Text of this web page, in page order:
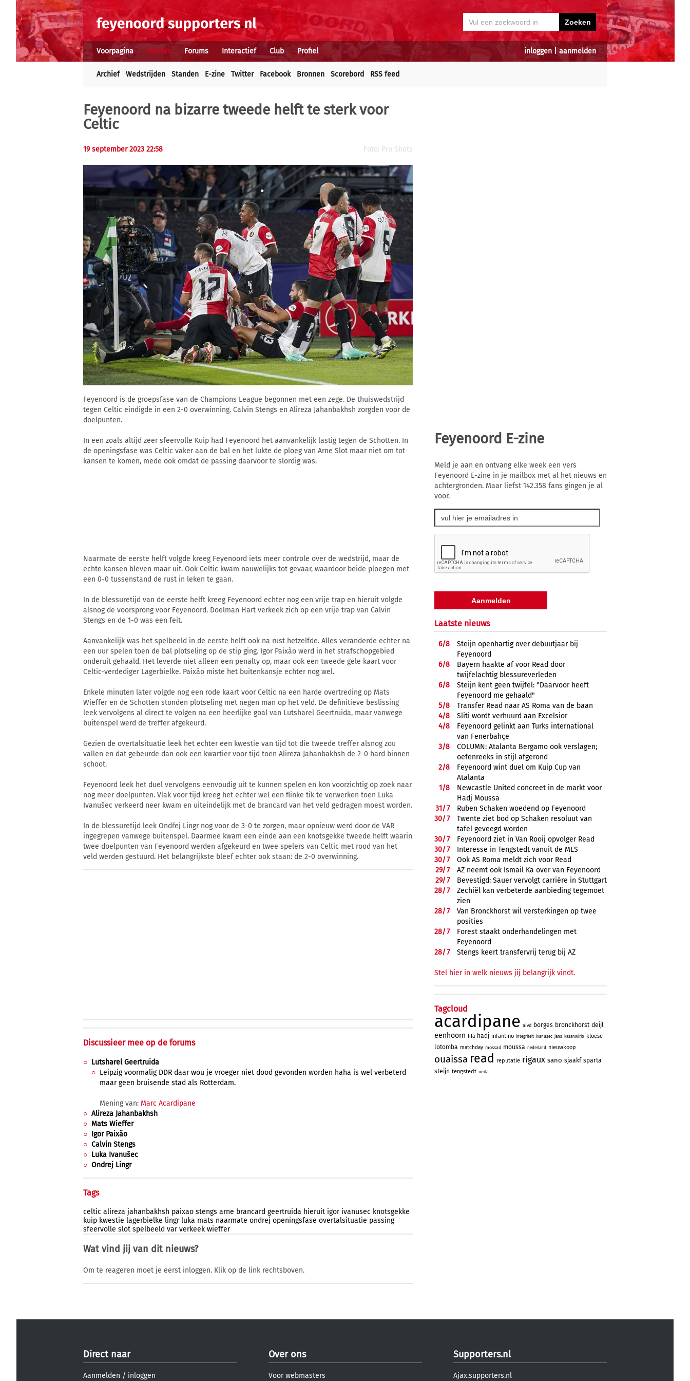
inloggen aanmelden
Voorpagina Nieuws Forums Interactief Club Profiel
Archief Wedstrijden Standen E-zine Twitter Facebook Bronnen Scorebord RSS feed
Feyenoord na bizarre tweede helft te sterk voor
Celtic
19 september 2023 22:58 Foto: Pro Shots
Feyenoord is de groepsfase van de Champions League begonnen met een zege. De thuiswedstrijd
tegen Celtic eindigde in een 2-0 overwinning. Calvin Stengs en Alireza Jahanbakhsh zorgden voor de
doelpunten.
In een zoals altijd zeer sfeervolle Kuip had Feyenoord het aanvankelijk lastig tegen de Schotten. In
de openingsfase was Celtic vaker aan de bal en het lukte de ploeg van Arne Slot maar niet om tot
kansen te komen, mede ook omdat de passing daarvoor te slordig was.
Naarmate de eerste helft volgde kreeg Feyenoord iets meer controle over de wedstrijd, maar de
echte kansen bleven maar uit. Ook Celtic kwam nauwelijks tot gevaar, waardoor beide ploegen met
een 0-0 tussenstand de rust in leken te gaan.
In de blessuretijd van de eerste helft kreeg Feyenoord echter nog een vrije trap en hieruit volgde
alsnog de voorsprong voor Feyenoord. Doelman Hart verkeek zich op een vrije trap van Calvin
Stengs en de 1-0 was een feit.
Aanvankelijk was het spelbeeld in de eerste helft ook na rust hetzelfde. Alles veranderde echter na
een uur spelen toen de bal plotseling op de stip ging. Igor Paixão werd in het strafschopgebied
onderuit gehaald. Het leverde niet alleen een penalty op, maar ook een tweede gele kaart voor
Celtic-verdediger Lagerbielke. Paixão miste het buitenkansje echter nog wel.
Enkele minuten later volgde nog een rode kaart voor Celtic na een harde overtreding op Mats
Wieffer en de Schotten stonden plotseling met negen man op het veld. De definitieve beslissing
leek vervolgens al direct te volgen na een heerlijke goal van Lutsharel Geertruida, maar vanwege
buitenspel werd de treffer afgekeurd.
Gezien de overtalsituatie leek het echter een kwestie van tijd tot die tweede treffer alsnog zou
vallen en dat gebeurde dan ook een kwartier voor tijd toen Alireza Jahanbakhsh de 2-0 hard binnen
schoot.
Feyenoord leek het duel vervolgens eenvoudig uit te kunnen spelen en kon voorzichtig op zoek naar
nog meer doelpunten. Vlak voor tijd kreeg het echter wel een flinke tik te verwerken toen Luka
Ivanušec verkeerd neer kwam en uiteindelijk met de brancard van het veld gedragen moest worden.
In de blessuretijd leek Ondřej Lingr nog voor de 3-0 te zorgen, maar opnieuw werd door de VAR
ingegrepen vanwege buitenspel. Daarmee kwam een einde aan een knotsgekke tweede helft waarin
twee doelpunten van Feyenoord werden afgekeurd en twee spelers van Celtic met rood van het
veld werden gestuurd. Het belangrijkste bleef echter ook staan: de 2-0 overwinning.
Discussieer mee op de forums
Lutsharel Geertruida
Leipzig voormalig DDR daar wou je vroeger niet dood gevonden worden haha is wel verbeterd
maar geen bruisende stad als Rotterdam.
Mening van: Marc Acardipane
Alireza Jahanbakhsh
Mats Wieffer
Igor Paixão
Calvin Stengs
Luka Ivanušec
Ondrej Lingr
Tags
celtic alireza jahanbakhsh paixao stengs arne brancard geertruida hieruit igor ivanusec knotsgekke
kuip kwestie lagerbielke lingr luka mats naarmate ondrej openingsfase overtalsituatie passing
sfeervolle slot spelbeeld var verkeek wieffer
Wat vind jij van dit nieuws?
Om te reageren moet je eerst inloggen. Klik op de link rechtsboven.
Feyenoord E-zine
Meld je aan en ontvang elke week een vers
Feyenoord E-zine in je mailbox met al het nieuws en
achtergronden. Maar liefst 142.358 fans gingen je al
voor.
Laatste nieuws
6/8
Steijn openhartig over debuutjaar bij
Feyenoord
6/8
Bayern haakte af voor Read door
twijfelachtig blessureverleden
6/8
Steijn kent geen twijfel: "Daarvoor heeft
Feyenoord me gehaald"
5/8
Transfer Read naar AS Roma van de baan
4/8
Sliti wordt verhuurd aan Excelsior
4/8
Feyenoord gelinkt aan Turks international
van Fenerbahçe
3/8
COLUMN: Atalanta Bergamo ook verslagen;
oefenreeks in stijl afgerond
2/8
Feyenoord wint duel om Kuip Cup van
Atalanta
1/8
Newcastle United concreet in de markt voor
Hadj Moussa
31/7
Ruben Schaken woedend op Feyenoord
30/7
Twente ziet bod op Schaken resoluut van
tafel geveegd worden
30/7
Feyenoord ziet in Van Rooij opvolger Read
30/7
Interesse in Tengstedt vanuit de MLS
30/7
Ook AS Roma meldt zich voor Read
29/7
AZ neemt ook Ismail Ka over van Feyenoord
29/7
Bevestigd: Sauer vervolgt carrière in Stuttgart
28/7
Zechiël kan verbeterde aanbieding tegemoet
zien
28/7
Van Bronckhorst wil versterkingen op twee
posities
28/7
Forest staakt onderhandelingen met
Feyenoord
28/7 Stengs keert transfervrij terug bij AZ
Stel hier in welk nieuws jij belangrijk vindt.
Tagcloud
acardipane aivd borges bronckhorst deijl
eenhoorn fifa hadj infantino integriteit ivanusec jans kasanwirjo kloese
lotomba matchday mossad moussa nederland nieuwkoop
ouaissa read reputatie rigaux sano sjaakf sparta
steijn tengstedt ueda
Direct naar
Aanmelden / inloggen
Over ons
Voor webmasters
Supporters.nl
Ajax.supporters.nl